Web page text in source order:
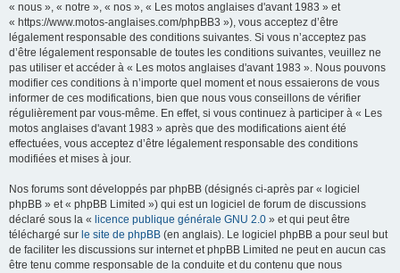
« nous », « notre », « nos », « Les motos anglaises d'avant 1983 » et
« https://www.motos-anglaises.com/phpBB3 »), vous acceptez d’être
légalement responsable des conditions suivantes. Si vous n’acceptez pas
d’être légalement responsable de toutes les conditions suivantes, veuillez ne
pas utiliser et accéder à « Les motos anglaises d'avant 1983 ». Nous pouvons
modifier ces conditions à n’importe quel moment et nous essaierons de vous
informer de ces modifications, bien que nous vous conseillons de vérifier
régulièrement par vous-même. En effet, si vous continuez à participer à « Les
motos anglaises d'avant 1983 » après que des modifications aient été
effectuées, vous acceptez d’être légalement responsable des conditions
modifiées et mises à jour.
Nos forums sont développés par phpBB (désignés ci-après par « logiciel
phpBB » et « phpBB Limited ») qui est un logiciel de forum de discussions
déclaré sous la « licence publique générale GNU 2.0 » et qui peut être
téléchargé sur le site de phpBB (en anglais). Le logiciel phpBB a pour seul but
de faciliter les discussions sur internet et phpBB Limited ne peut en aucun cas
être tenu comme responsable de la conduite et du contenu que nous